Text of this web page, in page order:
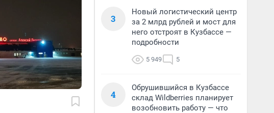
3
Новый логистический центр
за 2 млрд рублей и мост для
него отстроят в Кузбассе —
подробности
5 949 5
4
Обрушившийся в Кузбассе
склад Wildberries планирует
возобновить работу — что